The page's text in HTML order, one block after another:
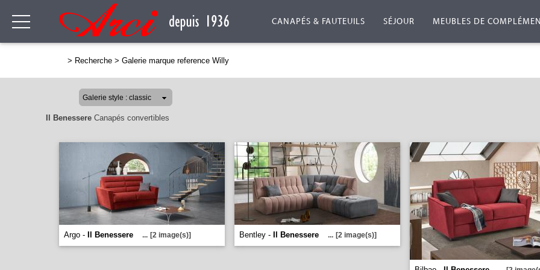
CANAPÉS & FAUTEUILS SÉJOUR MEUBLES DE
> Recherche > Galerie marque reference Willy
Il Benessere Canapés convertibles
Argo - Il Benessere ... [2 image(s)] Bentley - Il Benessere ... [2 image(s)]